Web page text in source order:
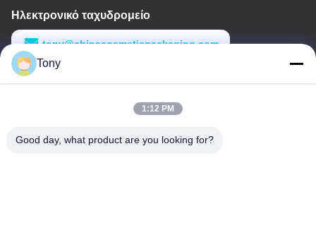
Ηλεκτρονικό ταχυδρομείο
tony@chinacosmeticpackaging.com
Εργασιακό χρόνο
Tony
1:12 PM
Good day, what product are you looking for?